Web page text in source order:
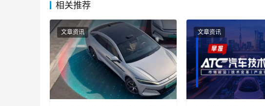
相关推荐
文章资讯 文章资讯